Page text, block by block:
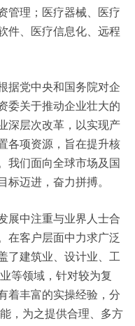
管理；医疗器械、医疗
件、医疗信息化、远程
据党中央和国务院对企
委关于推动企业壮大的
深层次改革，以实现产
各项资源，旨在提升核
我们面向全球市场及国
标迈进，奋力拼搏。
展中注重与业界人士合
在客户层面中力求广泛
了建筑业、设计业、工
等领域，针对较为复
着丰富的实操经验，分
，为之提供合理、多方